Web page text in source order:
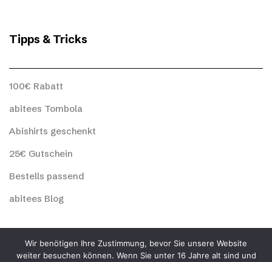
Tipps & Tricks
100€ Rabatt
abitees Tombola
Abishirts geschenkt
25€ Gutschein
Bestells passend
abitees Blog
abitees Social
Wir benötigen Ihre Zustimmung, bevor Sie unsere Website
weiter besuchen können. Wenn Sie unter 16 Jahre alt sind und